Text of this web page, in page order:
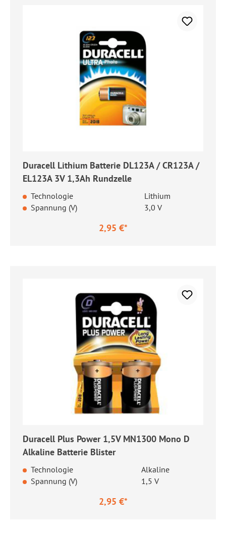
Duracell Lithium Batterie DL123A / CR123A /
EL123A 3V 1,3Ah Rundzelle
Technologie
Lithium
Spannung (V)
3,0 V
2,95 €*
Duracell Plus Power 1,5V MN1300 Mono D
Alkaline Batterie Blister
Technologie
Alkaline
Spannung (V)
1,5 V
2,95 €*